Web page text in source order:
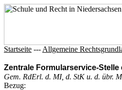
Startseite --- Allgemeine
Zentrale Formularservice-
Gem. RdErl. d. MI, d. StK u. d. übr.
Bezug: